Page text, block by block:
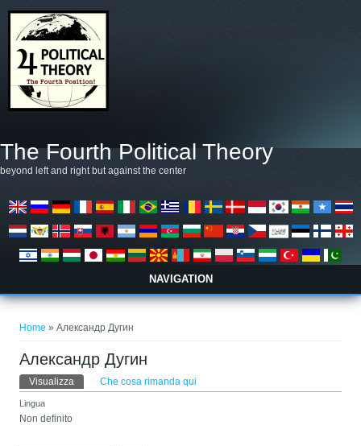
The Fourth Political Theory
beyond left and right but against the center
NAVIGATION
Home » Александр Дугин
Александр Дугин
Schede primarie
Visualizza (scheda attiva)
Che cosa rimanda qui
Lingua
Non definito